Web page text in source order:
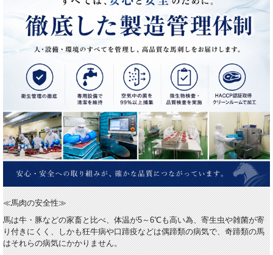
≪馬肉の安全性≫
馬は牛・豚などの家畜と比べ、体温が5～6℃も高い為、寄生虫や雑菌が寄
り付きにくく、しかも狂牛病や口蹄疫などは偶蹄類の病気で、奇蹄類の馬
はそれらの病気にかかりません。